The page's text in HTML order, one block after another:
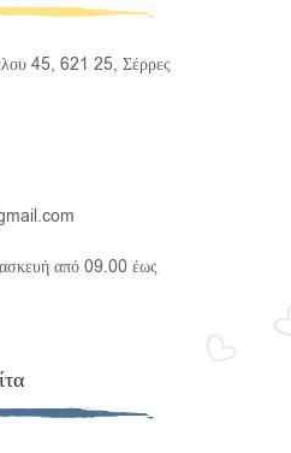
45, 621 25, Σέρρες
από 09.00 έως